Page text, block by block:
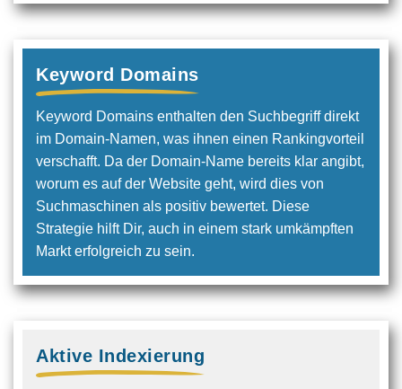
Keyword Domains
Keyword Domains enthalten den Such­begriff direkt
im Domain-Namen, was ihnen einen Rankingvorteil
verschafft. Da der Domain-Name bereits klar angibt,
worum es auf der Website geht, wird dies von
Suchmaschinen als positiv bewertet. Diese
Strategie hilft Dir, auch in einem stark umkämpften
Markt erfolgreich zu sein.
Aktive Indexierung